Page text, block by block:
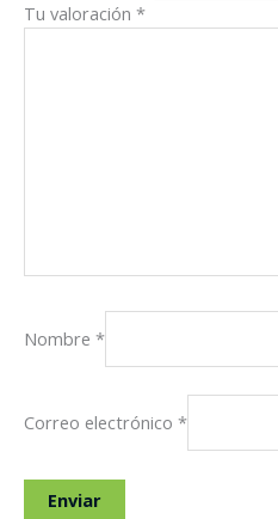
Tu valoración *
Nombre *
Correo electrónico *